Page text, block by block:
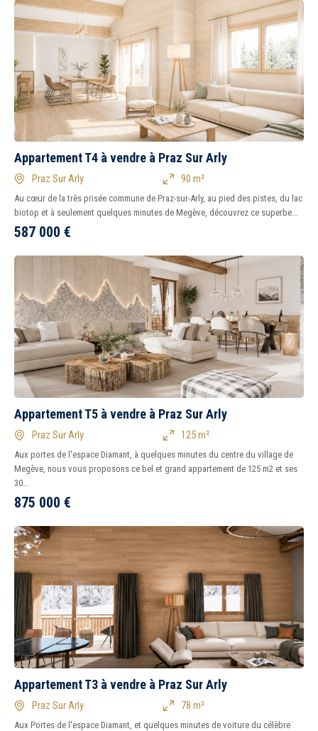
Appartement T4 à vendre à Praz Sur Arly
Praz Sur Arly 90 m²
Au cœur de la très prisée commune de Praz-sur-Arly, au pied des pistes, du lac
biotop et à seulement quelques minutes de Megève, découvrez ce superbe...
587 000 €
Appartement T5 à vendre à Praz Sur Arly
Praz Sur Arly 125 m²
Aux portes de l'espace Diamant, à quelques minutes du centre du village de
Megève, nous vous proposons ce bel et grand appartement de 125 m2 et ses
30...
875 000 €
Appartement T3 à vendre à Praz Sur Arly
Praz Sur Arly 78 m²
Aux Portes de l'espace Diamant, et quelques minutes de voiture du célèbre